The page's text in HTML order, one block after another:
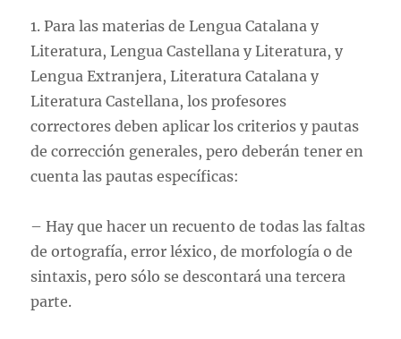
1. Para las materias de Lengua Catalana y
Literatura, Lengua Castellana y Literatura, y
Lengua Extranjera, Literatura Catalana y
Literatura Castellana, los profesores
correctores deben aplicar los criterios y pautas
de corrección generales, pero deberán tener en
cuenta las pautas específicas:
– Hay que hacer un recuento de todas las faltas
de ortografía, error léxico, de morfología o de
sintaxis, pero sólo se descontará una tercera
parte.